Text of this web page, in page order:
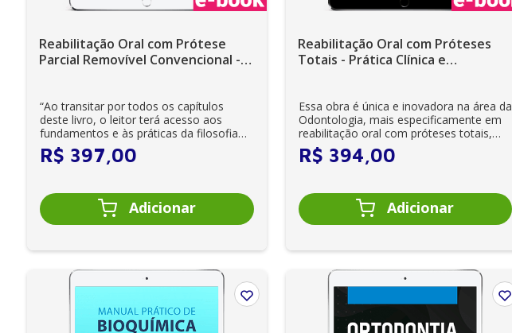
Reabilitação Oral com Prótese
Parcial Removível Convencional -
“Ao transitar por todos os capítulos
deste livro, o leitor terá acesso aos
fundamentos e às práticas da filosofia
de ens...
R$ 397 00
Reabilitação Oral com Próteses
Totais - Prática Clínica e
Essa obra é única e inovadora na área da
Odontologia, mais especificamente em
reabilitação oral com próteses totais,
com...
R$ 394 00